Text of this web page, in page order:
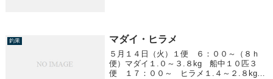
釣果 マダイ・ヒラメ
５月１４日（火）１便 ６：００～（８ｈ
便）マダイ１.０～３.８kg 船中１０匹３
便 １７：００～ ヒラメ１.４～２.８kg